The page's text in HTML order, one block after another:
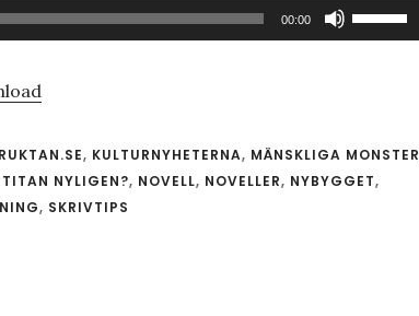
00:00
Använd
att
höja
, KULTURNYHETERNA, MÄNSKLIGA MONSTER
NYLIGEN?, NOVELL, NOVELLER, NYBYGGET,
, SKRIVTIPS